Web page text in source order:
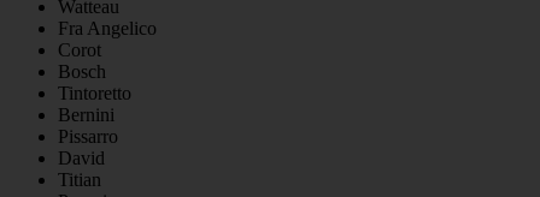
Watteau
Fra Angelico
Corot
Bosch
Tintoretto
Bernini
Pissarro
David
Titian